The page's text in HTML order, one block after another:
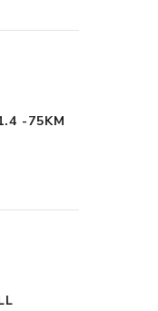
-75KM